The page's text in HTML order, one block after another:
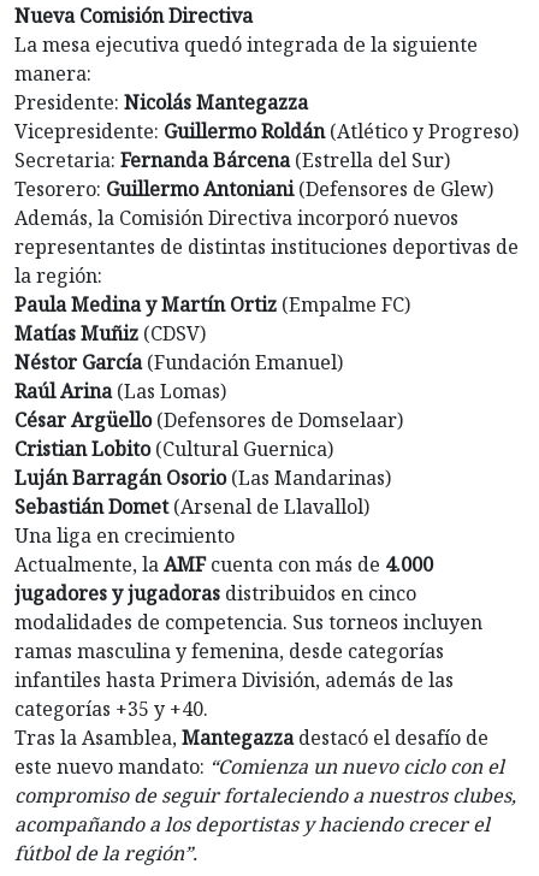
Nueva Comisión Directiva
La mesa ejecutiva quedó integrada de la siguiente
manera:
Presidente: Nicolás Mantegazza
Vicepresidente: Guillermo Roldán(Atlético y Progreso)
Secretaria: Fernanda Bárcena(Estrella del Sur)
Tesorero: Guillermo Antoniani(Defensores de Glew)
Además, la Comisión Directiva incorporó nuevos
representantes de distintas instituciones deportivas de
la región:
Paula Medina y Martín Ortiz (Empalme FC)
Matías Muñiz (CDSV)
Néstor García(Fundación Emanuel)
Raúl Arina(Las Lomas)
César Argüello(Defensores de Domselaar)
Cristian Lobito(Cultural Guernica)
Luján Barragán Osorio(Las Mandarinas)
Sebastián Domet(Arsenal de Llavallol)
Una liga en crecimiento
Actualmente, laAMFcuenta con más de 4.000
jugadoresy jugadoras distribuidos en cinco
modalidades de competencia. Sus torneos incluyen
ramas masculina y femenina, desde categorías
infantiles hasta Primera División, además de las
categorías +35 y +40.
Tras la Asamblea,Mantegazzadestacó el desafío de
este nuevo mandato: “Comienza un nuevo ciclo con el
compromiso de seguir fortaleciendo a nuestros clubes,
acompañando a los deportistas y haciendo crecer el
fútbol de la región”.